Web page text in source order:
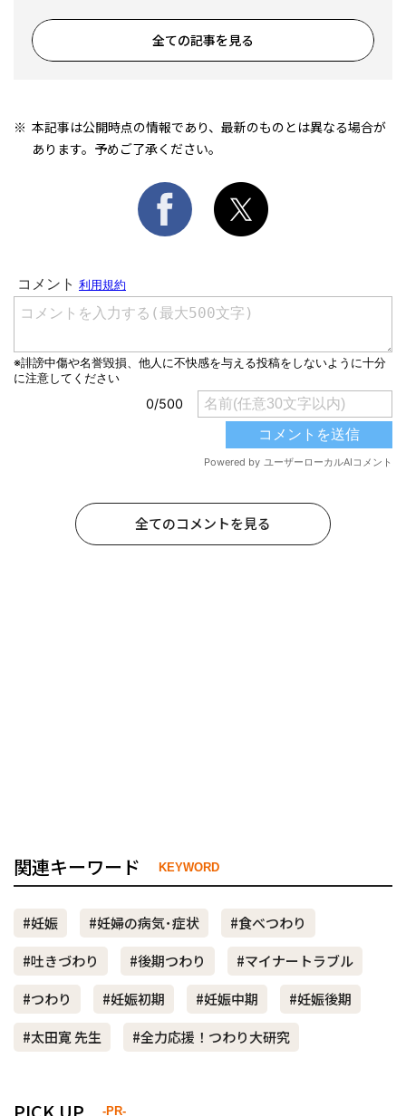
全ての記事を見る
本記事は公開時点の情報であり、最新のものとは異なる場合が
あります。予めご了承ください。
全てのコメントを見る
関連キーワード KEYWORD
#妊娠 #妊婦の病気･症状
#食べつわり
#吐きづわり
#後期つわり
#マイナートラブル
#つわり
#妊娠初期 #妊娠中期
#妊娠後期
#太田寛 先生
#全力応援！つわり大研究
PICK UP -PR-